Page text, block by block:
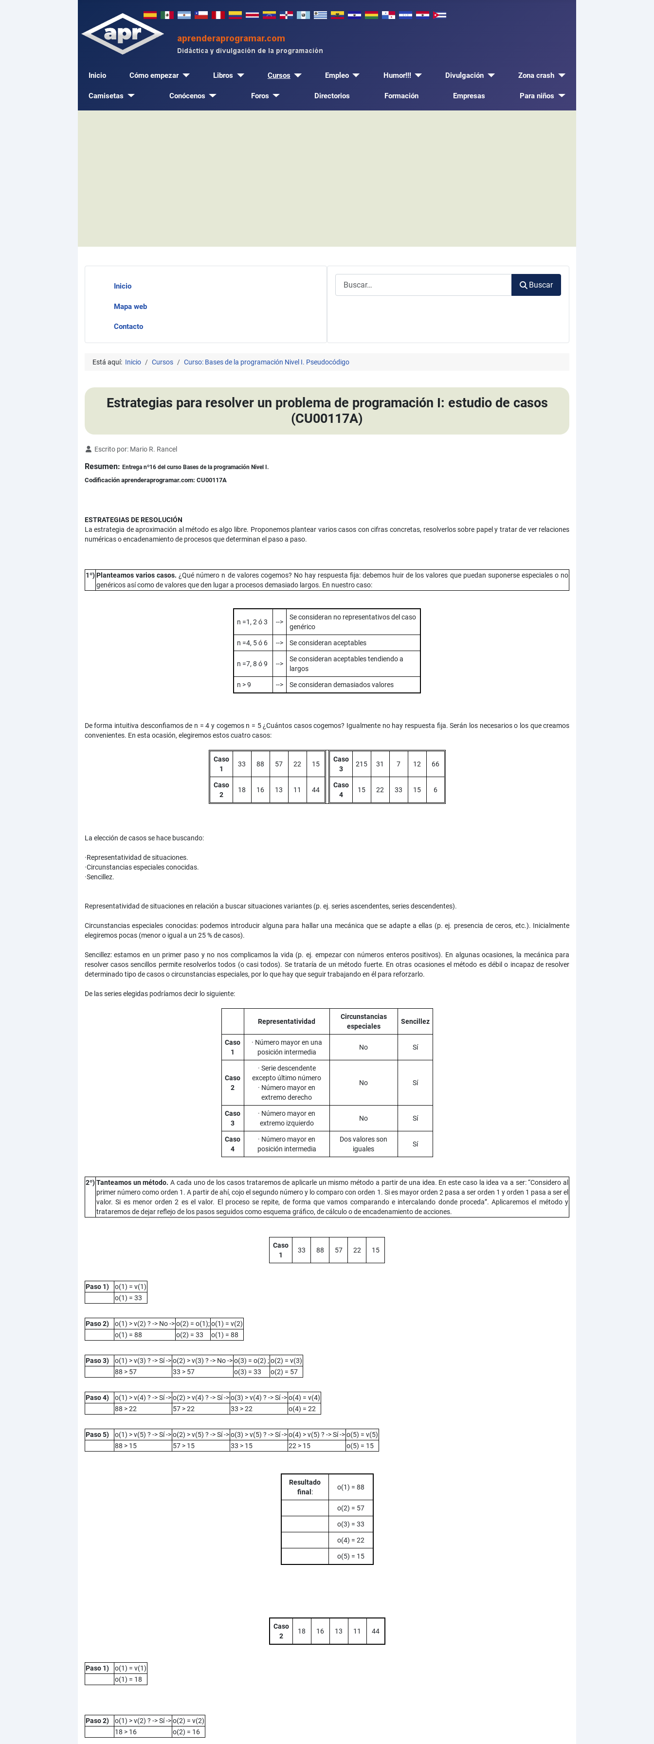
Inicio Cómo empezar Libros Cursos Empleo Humor!!! Divulgación Zona crash
Camisetas Conócenos Foros Directorios Formación Empresas Para niños
Inicio
Mapa web
Contacto
Buscar
Está aquí: Inicio Cursos Curso: Bases de la programación Nivel I. Pseudocódigo
Estrategias para resolver un problema de programación I: estudio de casos
(CU00117A)
Detalles
Escrito por: Mario R. Rancel
Resumen: Entrega nº16 del curso Bases de la programación Nivel I.
Codificación aprenderaprogramar.com: CU00117A
ESTRATEGIAS DE RESOLUCIÓN
La estrategia de aproximación al método es algo libre. Proponemos plantear varios casos con cifras concretas, resolverlos sobre papel y tratar de ver relaciones
numéricas o encadenamiento de procesos que determinan el paso a paso.
1º)Planteamos varios casos. ¿Qué número n de valores cogemos? No hay respuesta fija: debemos huir de los valores que puedan suponerse especiales o no
genéricos así como de valores que den lugar a procesos demasiado largos. En nuestro caso:
n =1, 2 ó 3 -->
Se consideran no representativos del caso
genérico
n =4, 5 ó 6 --> Se consideran aceptables
n =7, 8 ó 9 -->
Se consideran aceptables tendiendo a
largos
n > 9 --> Se consideran demasiados valores
De forma intuitiva desconfiamos de n = 4 y cogemos n = 5 ¿Cuántos casos cogemos? Igualmente no hay respuesta fija. Serán los necesarios o los que creamos
convenientes. En esta ocasión, elegiremos estos cuatro casos:
Caso
1
33 88 57 22 15
Caso
2
18 16 13 11 44
Caso
3
215 31 7 12 66
Caso
4
15 22 33 15 6
La elección de casos se hace buscando:
·Representatividad de situaciones.
·Circunstancias especiales conocidas.
·Sencillez.
Representatividad de situaciones en relación a buscar situaciones variantes (p. ej. series ascendentes, series descendentes).
Circunstancias especiales conocidas: podemos introducir alguna para hallar una mecánica que se adapte a ellas (p. ej. presencia de ceros, etc.). Inicialmente
elegiremos pocas (menor o igual a un 25 % de casos).
Sencillez: estamos en un primer paso y no nos complicamos la vida (p. ej. empezar con números enteros positivos). En algunas ocasiones, la mecánica para
resolver casos sencillos permite resolverlos todos (o casi todos). Se trataría de un método fuerte. En otras ocasiones el método es débil o incapaz de resolver
determinado tipo de casos o circunstancias especiales, por lo que hay que seguir trabajando en él para reforzarlo.
De las series elegidas podríamos decir lo siguiente:
Representatividad
Circunstancias
especiales
Sencillez
Caso
1
· Número mayor en una
posición intermedia
No Sí
Caso
2
· Serie descendente
excepto último número
· Número mayor en
extremo derecho
No Sí
Caso
3
· Número mayor en
extremo izquierdo
No Sí
Caso
4
· Número mayor en
posición intermedia
Dos valores son
iguales
Sí
2º)Tanteamos un método. A cada uno de los casos trataremos de aplicarle un mismo método a partir de una idea. En este caso la idea va a ser: “Considero al
primer número como orden 1. A partir de ahí, cojo el segundo número y lo comparo con orden 1. Si es mayor orden 2 pasa a ser orden 1 y orden 1 pasa a ser el
valor. Si es menor orden 2 es el valor. El proceso se repite, de forma que vamos comparando e intercalando donde proceda”. Aplicaremos el método y
trataremos de dejar reflejo de los pasos seguidos como esquema gráfico, de cálculo o de encadenamiento de acciones.
Caso
1
33 88 57 22 15
Paso 1)
o(1) = v(1)
o(1) = 33
Paso 2) o(1) > v(2) ? -> No -> o(2) = o(1); o(1) = v(2)
o(1) = 88
o(2) = 33 o(1) = 88
Paso 3) o(1) > v(3) ? -> Sí -> o(2) > v(3) ? -> No -> o(3) = o(2) ; o(2) = v(3)
88 > 57
33 > 57 o(3) = 33 o(2) = 57
Paso 4) o(1) > v(4) ? -> Sí -> o(2) > v(4) ? -> Sí -> o(3) > v(4) ? -> Sí -> o(4) = v(4)
88 > 22
57 > 22 33 > 22 o(4) = 22
Paso 5) o(1) > v(5) ? -> Sí -> o(2) > v(5) ? -> Sí -> o(3) > v(5) ? -> Sí -> o(4) > v(5) ? -> Sí -> o(5) = v(5)
88 > 15
57 > 15 33 > 15 22 > 15 o(5) = 15
Resultado
final :
o(1) = 88
o(2) = 57
o(3) = 33
o(4) = 22
o(5) = 15
Caso
2
18 16 13 11 44
Paso 1)
o(1) = v(1)
o(1) = 18
Paso 2) o(1) > v(2) ? -> Sí -> o(2) = v(2)
18 > 16
o(2) = 16